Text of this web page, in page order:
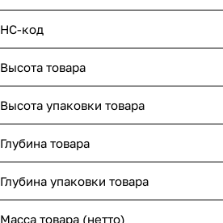
НС-код
Высота товара
Высота упаковки товара
Глубина товара
Глубина упаковки товара
Масса товара (нетто)